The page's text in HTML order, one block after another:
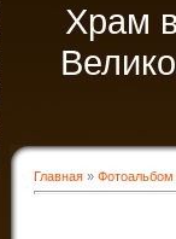
Храм
Главная » Фотоальбом